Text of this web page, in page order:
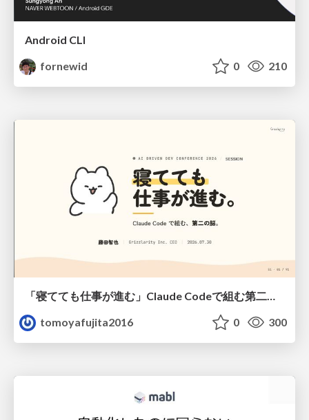
Android CLI
fornewid
0 210
「寝てても仕事が進む」Claude Codeで組む第二の脳
tomoyafujita2016
0 300